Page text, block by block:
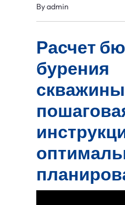
Byadmin
Расчет
бурения